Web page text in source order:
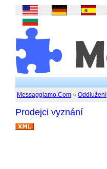
Messaggiamo.Com » Oddlužení
Prodejci vyznání